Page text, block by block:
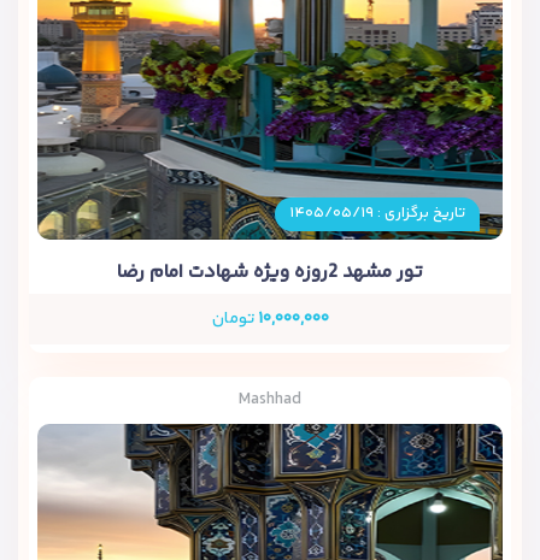
تاریخ برگزاری : ۱۴۰۵/۰۵/۱۹
تور مشهد 2روزه ویژه شهادت امام رضا
۱۰,۰۰۰,۰۰۰تومان
Mashhad